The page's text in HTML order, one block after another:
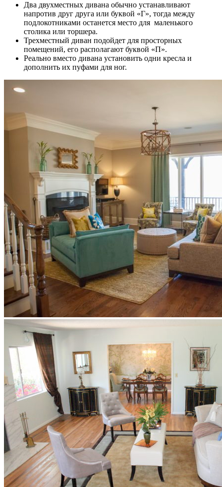
Два двухместных дивана обычно устанавливают
напротив друг друга или буквой «Г», тогда между
подлокотниками останется место для маленького
столика или торшера.
Трехместный диван подойдет для просторных
помещений, его располагают буквой «П».
Реально вместо дивана установить одни кресла и
дополнить их пуфами для ног.